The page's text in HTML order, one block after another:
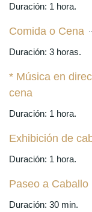
Duración: 1 hora.
Comida o Cena
Duración: 3 horas.
* Música en
cena
Duración: 1 hora.
Exhibición de
Duración: 1 hora.
Paseo a
Duración: 30 min.